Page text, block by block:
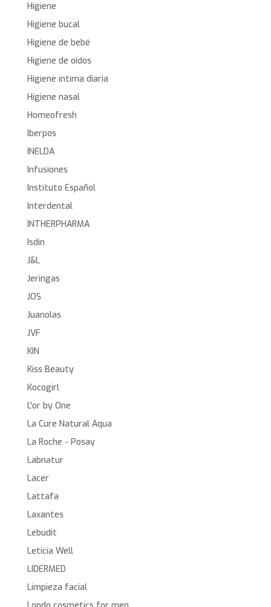
Higiene
Higiene bucal
Higiene de bebé
Higiene de oídos
Higiene íntima diaria
Higiene nasal
Homeofresh
Iberpos
INELDA
Infusiones
Instituto Español
Interdental
INTHERPHARMA
Isdin
J&L
Jeringas
JOS
Juanolas
JVF
KIN
Kiss Beauty
Kocogirl
L'or by One
La Cure Natural Aqua
La Roche - Posay
Labnatur
Lacer
Lattafa
Laxantes
Lebudit
Leticia Well
LIDERMED
Limpieza facial